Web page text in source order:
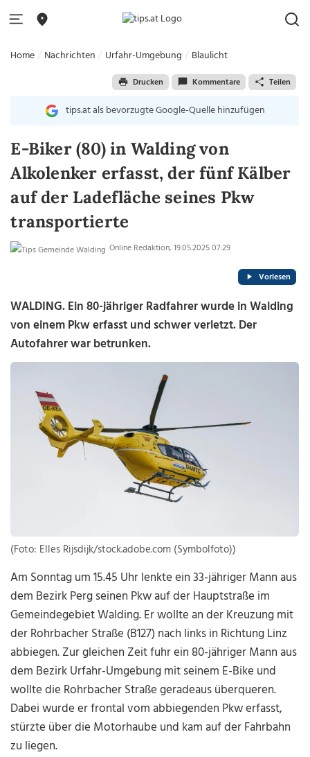
Home Nachrichten Urfahr-Umgebung Blaulicht
Drucken Kommentare Teilen
tips.at als bevorzugte Google-Quelle hinzufügen
E-Biker (80) in Walding von
Alkolenker erfasst, der fünf Kälber
auf der Ladefläche seines Pkw
transportierte
Online Redaktion, 19.05.2025 07:29
Vorlesen
WALDING. Ein 80-jähriger Radfahrer wurde in Walding
von einem Pkw erfasst und schwer verletzt. Der
Autofahrer war betrunken.
(Foto: Elles Rijsdijk/stock.adobe.com (Symbolfoto))
Am Sonntag um 15.45 Uhr lenkte ein 33-jähriger Mann aus
dem Bezirk Perg seinen Pkw auf der Hauptstraße im
Gemeindegebiet Walding. Er wollte an der Kreuzung mit
der Rohrbacher Straße (B127) nach links in Richtung Linz
abbiegen. Zur gleichen Zeit fuhr ein 80-jähriger Mann aus
dem Bezirk Urfahr-Umgebung mit seinem E-Bike und
wollte die Rohrbacher Straße geradeaus überqueren.
Dabei wurde er frontal vom abbiegenden Pkw erfasst,
stürzte über die Motorhaube und kam auf der Fahrbahn
zu liegen.